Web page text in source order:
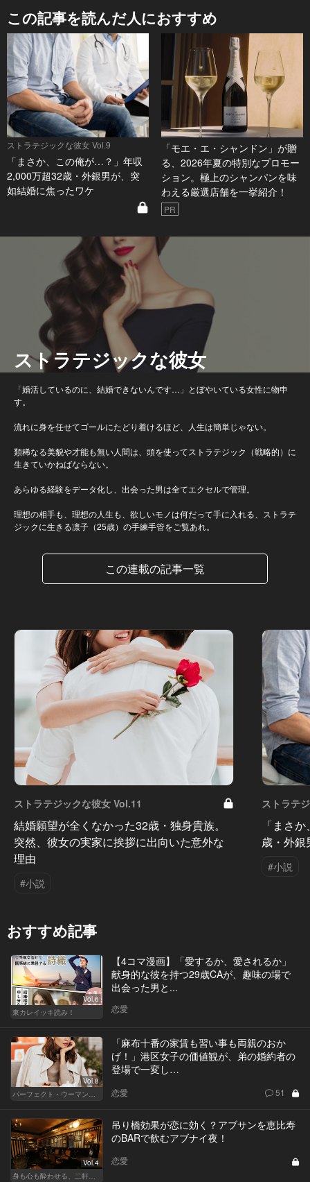
この記事を読んだ人におすすめ
ストラテジックな彼女 Vol.9
「まさか、この俺が…？」年収
2,000万超32歳・外銀男が、突
如結婚に焦ったワケ
「モエ・エ・シャンドン」が贈
る、2026年夏の特別なプロモー
ション。極上のシャンパンを味
わえる厳選店舗を一挙紹介！
PR
ストラテジックな彼女
「婚活しているのに、結婚できないんです…」とぼやいている女性に物申
す。
流れに身を任せてゴールにたどり着けるほど、人生は簡単じゃない。
類稀なる美貌や才能も無い人間は、頭を使ってストラテジック（戦略的）に
生きていかねばならない。
あらゆる経験をデータ化し、出会った男は全てエクセルで管理。
理想の相手も、理想の人生も、欲しいモノは何だって手に入れる、ストラテ
ジックに生きる凛子（25歳）の手練手管をご覧あれ。
この連載の記事一覧
ストラテジックな彼女 Vol.11
結婚願望が全くなかった32歳・独身貴族。
突然、彼女の実家に挨拶に出向いた意外な
理由
#小説
ストラテ
「まさ
歳・外
#小説
おすすめ記事
Vol.6
東カレイッキ読み！
【4コマ漫画】「愛するか、愛されるか」
献身的な彼を持つ29歳CAが、趣味の場で
出会った男と...
恋愛
Vol.8
パーフェクト・ウーマン～都心5区の女たち～
「麻布十番の家賃も習い事も両親のおか
げ！」港区女子の価値観が、弟の婚約者の
登場で一変し…
恋愛 51
Vol.4
身も心も酔わせる、二軒目の切り札
吊り橋効果が恋に効く？アブサンを恵比寿
のBARで飲むアブナイ夜！
恋愛